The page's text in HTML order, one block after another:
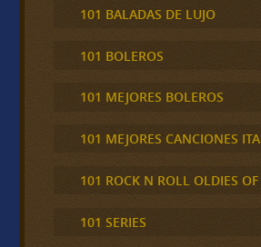
101 BALADAS DE LUJO
101 BOLEROS
101 MEJORES BOLEROS
101 MEJORES CANCIONES
101 ROCK N ROLL OLDIES
101 SERIES